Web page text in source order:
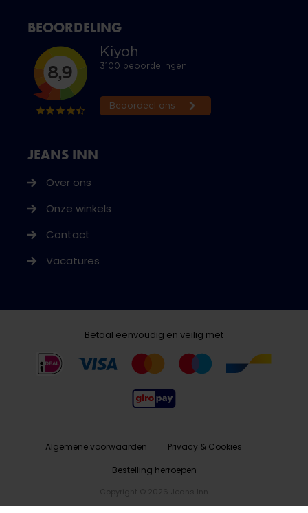
JEANS INN
Over ons
Onze winkels
Contact
Vacatures
BEOORDELING
Betaal eenvoudig en veilig met
Algemene voorwaarden
Privacy & Cookies
Bestelling herroepen